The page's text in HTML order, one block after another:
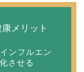
メリット
ンフルエン
させる